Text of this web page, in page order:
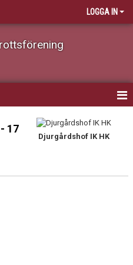
LOGGA IN
17
Djurgårdshof IK HK